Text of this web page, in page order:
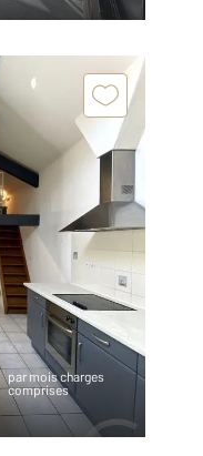
par mois charges
comprises